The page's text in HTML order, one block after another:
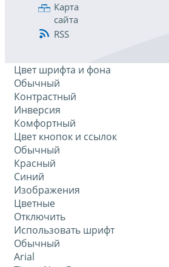
Карта
сайта
RSS
Цвет шрифта и фона
Обычный
Контрастный
Инверсия
Комфортный
Цвет кнопок и ссылок
Обычный
Красный
Синий
Изображения
Цветные
Отключить
Использовать шрифт
Обычный
Arial